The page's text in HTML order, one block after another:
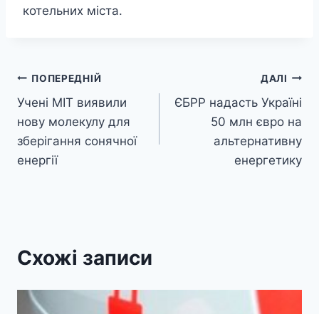
котельних міста.
Навігація
записів
ПОПЕРЕДНІЙ
Учені MIT виявили
нову молекулу для
зберігання сонячної
енергії
ДАЛІ
ЄБРР надасть Україні
50 млн євро на
альтернативну
енергетику
Схожі записи